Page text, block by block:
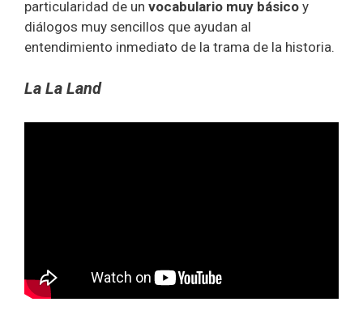
particularidad de un vocabulario muy básico y
diálogos muy sencillos que ayudan al
entendimiento inmediato de la trama de la historia.
La La Land